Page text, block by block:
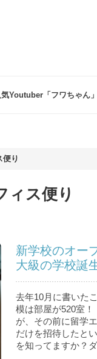
気Youtuber「フワちゃん
便り
ィス便り
新学校のオー
大級の学校誕
去年10月に書いた
模は部屋が520室
が、その前に留学
だけを招待したと
を知ってますか？